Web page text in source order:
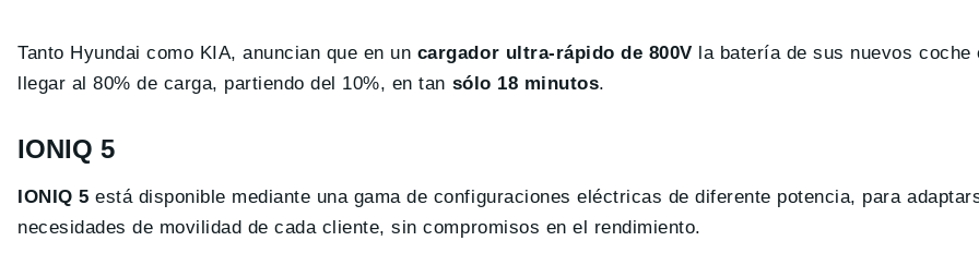
Tanto Hyundai como KIA, anuncian que en un cargador ultra-rápido de 800V la batería de sus nuevos coche
llegar al 80% de carga, partiendo del 10%, en tan sólo 18 minutos.
IONIQ 5
IONIQ 5está disponible mediante una gama de configuraciones eléctricas de diferente potencia, para
necesidades de movilidad de cada cliente, sin compromisos en el rendimiento.